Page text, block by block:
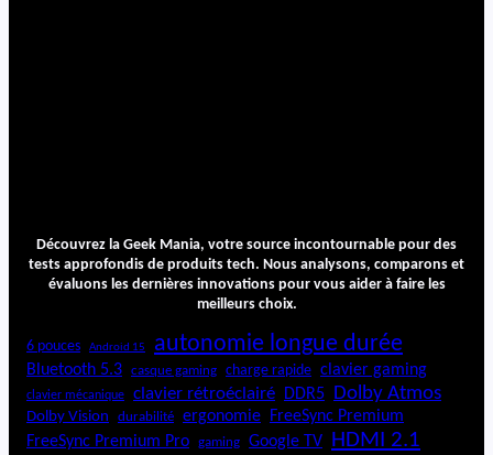
Découvrez la Geek Mania, votre source incontournable pour des
tests approfondis de produits tech. Nous analysons, comparons et
évaluons les dernières innovations pour vous aider à faire les
meilleurs choix.
6 pouces Android 15 autonomie longue durée
Bluetooth 5.3 casque gaming charge rapide clavier gaming
clavier mécanique clavier rétroéclairé DDR5 Dolby Atmos
Dolby Vision durabilité ergonomie
FreeSync Premium
FreeSync Premium Pro
gaming Google TV HDMI 2.1